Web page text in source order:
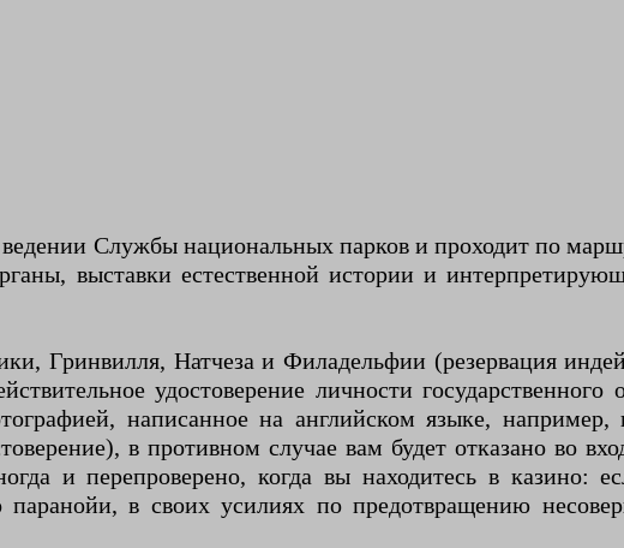
Службы национальных парков и проходит по
выставки естественной истории и
Гринвилля, Натчеза и Филадельфии (резервация
удостоверение личности государственного
написанное на английском языке, например,
в противном случае вам будет отказано во
и перепроверено, когда вы находитесь в казино:
в своих усилиях по предотвращению